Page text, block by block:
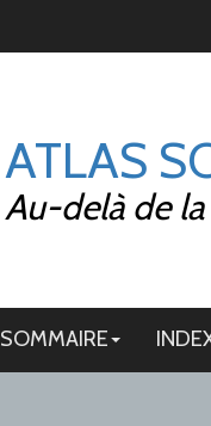
ATLAS
Au-delà de
SOMMAIRE